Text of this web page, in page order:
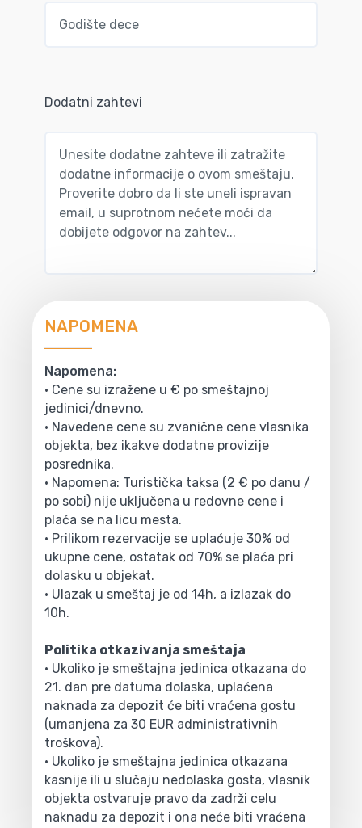
Dodatni zahtevi
NAPOMENA
Napomena:
• Cene su izražene u € po smeštajnoj
jedinici/dnevno.
• Navedene cene su zvanične cene vlasnika
objekta, bez ikakve dodatne provizije
posrednika.
• Napomena: Turistička taksa (2 € po danu /
po sobi) nije uključena u redovne cene i
plaća se na licu mesta.
• Prilikom rezervacije se uplaćuje 30% od
ukupne cene, ostatak od 70% se plaća pri
dolasku u objekat.
• Ulazak u smeštaj je od 14h, a izlazak do
10h.
Politika otkazivanja smeštaja
• Ukoliko je smeštajna jedinica otkazana do
21. dan pre datuma dolaska, uplaćena
naknada za depozit će biti vraćena gostu
(umanjena za 30 EUR administrativnih
troškova).
• Ukoliko je smeštajna jedinica otkazana
kasnije ili u slučaju nedolaska gosta, vlasnik
objekta ostvaruje pravo da zadrži celu
naknadu za depozit i ona neće biti vraćena